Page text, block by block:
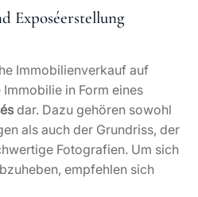
Exposéerstellung
Immobilienverkauf auf
in Form eines
dar. Dazu gehören sowohl
als auch der Grundriss, der
Fotografien. Um sich
empfehlen sich